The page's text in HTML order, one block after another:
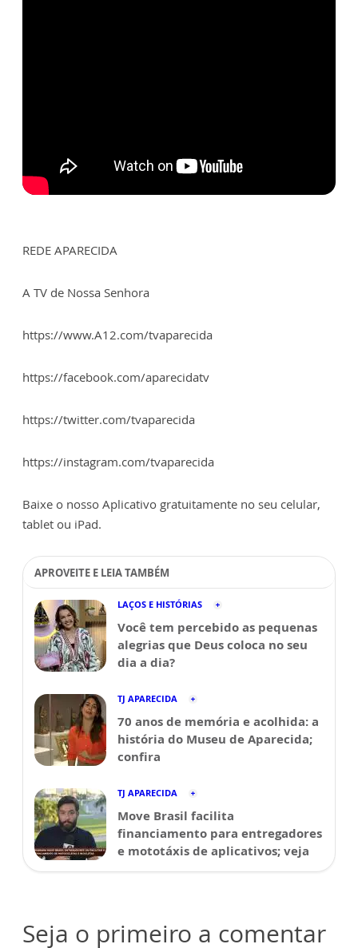
REDE APARECIDA
A TV de Nossa Senhora
https://www.A12.com/tvaparecida
https://facebook.com/aparecidatv
https://twitter.com/tvaparecida
https://instagram.com/tvaparecida
Baixe o nosso Aplicativo gratuitamente no seu celular,
tablet ou iPad.
APROVEITE E LEIA TAMBÉM
LAÇOS E HISTÓRIAS
Você tem percebido as pequenas
alegrias que Deus coloca no seu
dia a dia?
TJ APARECIDA
70 anos de memória e acolhida: a
história do Museu de Aparecida;
confira
TJ APARECIDA
Move Brasil facilita
financiamento para entregadores
e mototáxis de aplicativos; veja
Seja o primeiro a comentar